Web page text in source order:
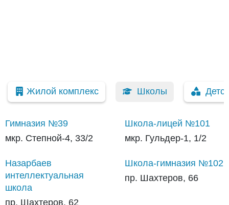
Жилой комплекс Школы
Гимназия №39
мкр. Степной-4, 33/2
Школа-лицей №101
мкр. Гульдер-1, 1/2
Назарбаев
интеллектуальная
школа
пр. Шахтеров, 62
Школа-гимназия №102
пр. Шахтеров, 66